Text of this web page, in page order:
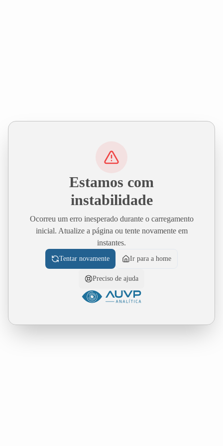
Estamos com
instabilidade
Ocorreu um erro inesperado durante o carregamento
inicial. Atualize a página ou tente novamente em
instantes.
Tentar novamente Ir para a home
Preciso de ajuda